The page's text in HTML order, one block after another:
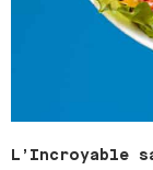
L’Incroyable